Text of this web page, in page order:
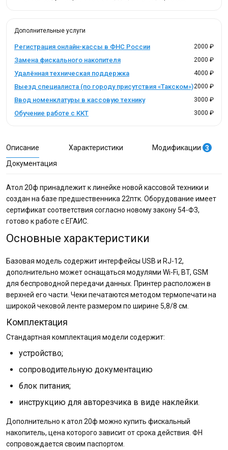
Дополнительные услуги
Регистрация онлайн-кассы в ФНС России 2000 ₽
Замена фискального накопителя 2000 ₽
Удалённая техническая поддержка 4000 ₽
Выезд специалиста (по городу присутствия «Такском»)2000 ₽
Ввод номенклатуры в кассовую технику 3000 ₽
Обучение работе с ККТ 3000 ₽
Описание Характеристики Модификации 3
Документация
Атол 20ф принадлежит к линейке новой кассовой техники и
создан на базе предшественника 22птк. Оборудование имеет
сертификат соответствия согласно новому закону 54-Ф3,
готово к работе с ЕГАИС.
Основные характеристики
Базовая модель содержит интерфейсы USB и RJ-12,
дополнительно может оснащаться модулями Wi-Fi, BT, GSM
для беспроводной передачи данных. Принтер расположен в
верхней его части. Чеки печатаются методом термопечати на
широкой чековой ленте размером по ширине 5,8/8 см.
Комплектация
Стандартная комплектация модели содержит:
устройство;
сопроводительную документацию
блок питания;
инструкцию для авторезчика в виде наклейки.
Дополнительно к атол 20ф можно купить фискальный
накопитель, цена которого зависит от срока действия. ФН
сопровождается своим паспортом.